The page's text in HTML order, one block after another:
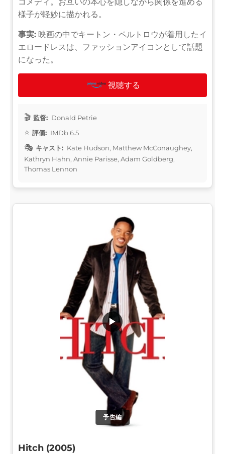
様子が軽妙に描かれる。
事実: 映画の中でキートン・ペルトロウが着用したイ
エロードレスは、ファッションアイコンとして話題
になった。
視聴する
監督: Donald Petrie
評価: IMDb 6.5
キャスト: Kate Hudson, Matthew McConaughey,
Kathryn Hahn, Annie Parisse, Adam Goldberg,
Thomas Lennon
予告編
▶
Hitch (2005)